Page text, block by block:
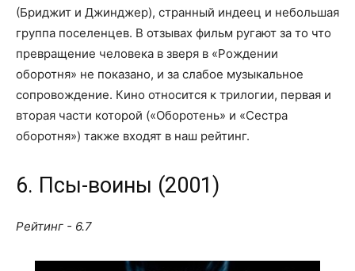
(Бриджит и Джинджер), странный индеец и небольшая
группа поселенцев. В отзывах фильм ругают за то что
превращение человека в зверя в «Рождении
оборотня» не показано, и за слабое музыкальное
сопровождение. Кино относится к трилогии, первая и
вторая части которой («Оборотень» и «Сестра
оборотня») также входят в наш рейтинг.
6. Псы-воины (2001)
Рейтинг - 6.7